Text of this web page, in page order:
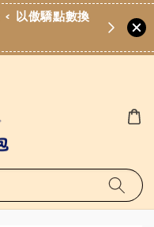
< 以傲驕點數換